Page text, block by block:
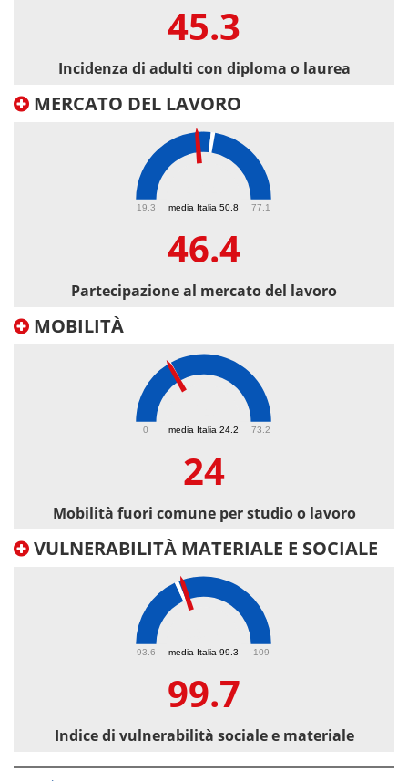
45.3
Incidenza di adulti con diploma o laurea
MERCATO DEL LAVORO
media Italia 50.8
19.3 77.1
46.4
Partecipazione al mercato del lavoro
MOBILITÀ
media Italia 24.2
0 73.2
24
Mobilità fuori comune per studio o lavoro
VULNERABILITÀ MATERIALE E SOCIALE
media Italia 99.3
93.6 109
99.7
Indice di vulnerabilità sociale e materiale